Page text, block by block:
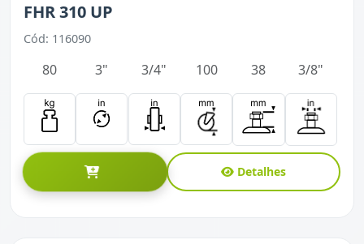
FHR 310 UP
Cód: 116090
80 3" 3/4" 100 38 3/8"
Detalhes